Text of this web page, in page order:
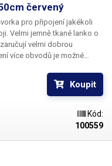
červený
pro připojení jakékoli
Velmi jemně tkané lanko o
velmi dobrou
více obvodů je možné
polarity: červená, černá,
Koupit
Kód:
100559